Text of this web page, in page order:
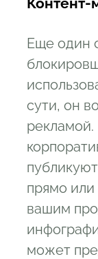
Еще один
сути, он
прямо или
вашим
может